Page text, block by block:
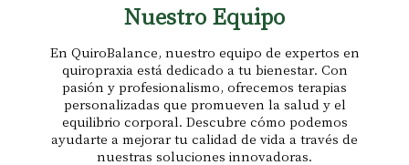
Nuestro Equipo
En QuiroBalance, nuestro equipo de expertos en
quiropraxia está dedicado a tu bienestar. Con
pasión y profesionalismo, ofrecemos terapias
personalizadas que promueven la salud y el
equilibrio corporal. Descubre cómo podemos
ayudarte a mejorar tu calidad de vida a través de
nuestras soluciones innovadoras.